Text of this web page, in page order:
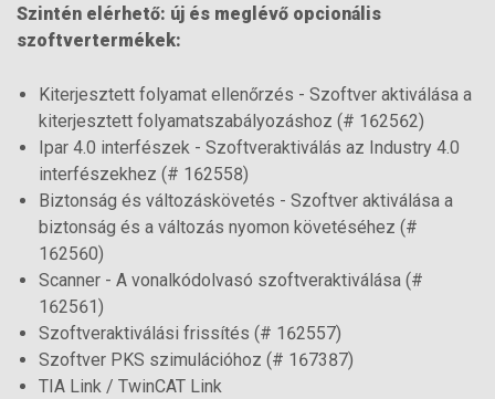
Szintén elérhető: új és meglévő opcionális
szoftvertermékek:
Kiterjesztett folyamat ellenőrzés - Szoftver aktiválása a
kiterjesztett folyamatszabályozáshoz (# 162562)
Ipar 4.0 interfészek - Szoftveraktiválás az Industry 4.0
interfészekhez (# 162558)
Biztonság és változáskövetés - Szoftver aktiválása a
biztonság és a változás nyomon követéséhez (#
162560)
Scanner - A vonalkódolvasó szoftveraktiválása (#
162561)
Szoftveraktiválási frissítés (# 162557)
Szoftver PKS szimulációhoz (# 167387)
TIA Link / TwinCAT Link